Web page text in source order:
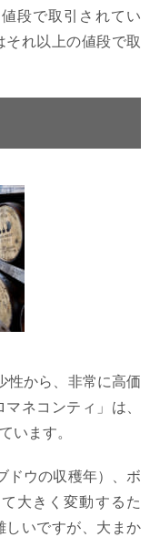
段で取引されてい
れ以上の値段で取
性から、非常に高価
ネコンティ」は、
います。
ドウの収穫年）、ボ
大きく変動するた
しいですが、大まか